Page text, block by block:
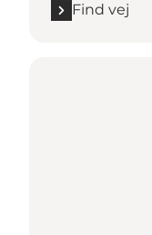
Find vej